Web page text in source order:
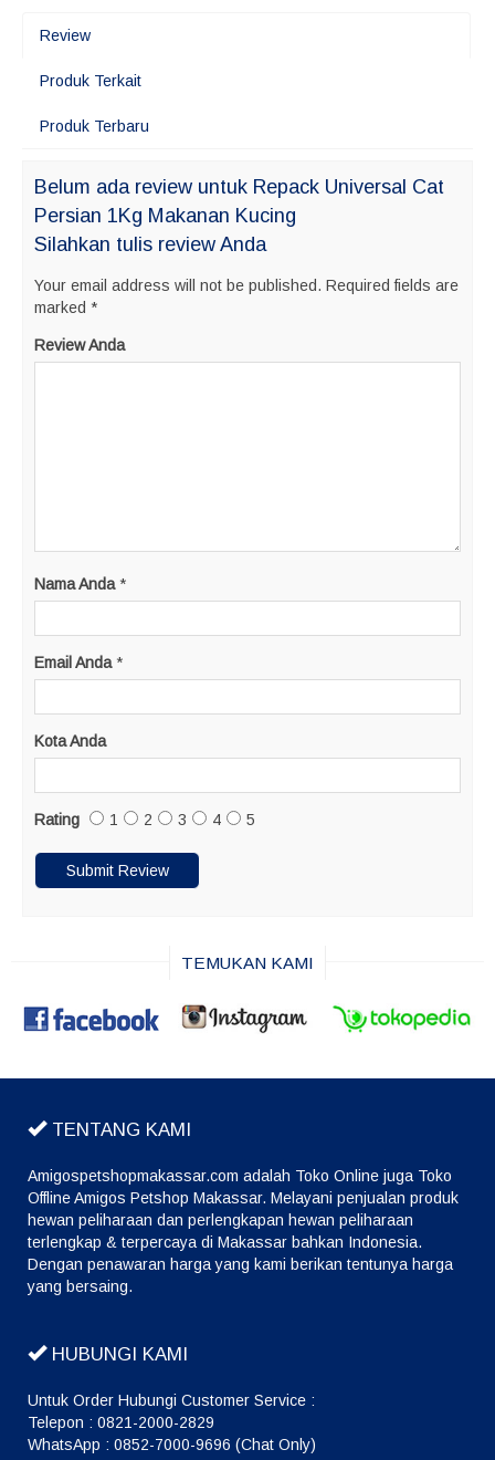
Review
Produk Terkait
Produk Terbaru
Belum ada review untuk Repack Universal Cat
Persian 1Kg Makanan Kucing
Silahkan tulis review Anda
Your email address will not be published. Required fields are
marked *
Review Anda
Nama Anda *
Email Anda *
Kota Anda
Rating 1 2 3 4 5
TEMUKAN KAMI
TENTANG KAMI
Amigospetshopmakassar.com adalah Toko Online juga Toko
Offline Amigos Petshop Makassar. Melayani penjualan produk
hewan peliharaan dan perlengkapan hewan peliharaan
terlengkap & terpercaya di Makassar bahkan Indonesia.
Dengan penawaran harga yang kami berikan tentunya harga
yang bersaing.
HUBUNGI KAMI
Untuk Order Hubungi Customer Service :
Telepon : 0821-2000-2829
WhatsApp : 0852-7000-9696 (Chat Only)